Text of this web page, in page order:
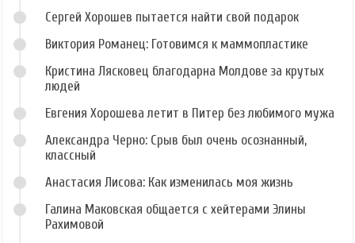
Сергей Хорошев пытается найти свой подарок
Виктория Романец: Готовимся к маммопластике
Кристина Лясковец благодарна Молдове за крутых
людей
Евгения Хорошева летит в Питер без любимого мужа
Александра Черно: Срыв был очень осознанный,
классный
Анастасия Лисова: Как изменилась моя жизнь
Галина Маковская общается с хейтерами Элины
Рахимовой